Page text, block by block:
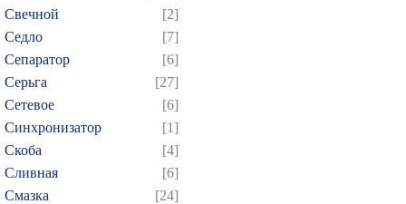
Свечной
[2]
Седло
[7]
Сепаратор
[6]
Серьга
[27]
Сетевое
[6]
Синхронизатор
[1]
Скоба
[4]
Сливная
[6]
Смазка
[24]